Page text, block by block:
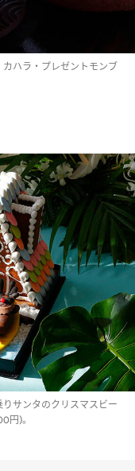
ハラ・プレゼントモンブ
サンタのクリスマスビー
円)。